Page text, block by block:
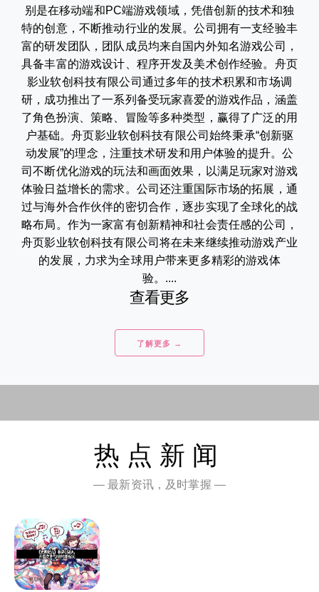
别是在移动端和PC端游戏领域，凭借创新的技术和独
特的创意，不断推动行业的发展。公司拥有一支经验丰
富的研发团队，团队成员均来自国内外知名游戏公司，
具备丰富的游戏设计、程序开发及美术创作经验。舟页
影业软创科技有限公司通过多年的技术积累和市场调
研，成功推出了一系列备受玩家喜爱的游戏作品，涵盖
了角色扮演、策略、冒险等多种类型，赢得了广泛的用
户基础。舟页影业软创科技有限公司始终秉承“创新驱
动发展”的理念，注重技术研发和用户体验的提升。公
司不断优化游戏的玩法和画面效果，以满足玩家对游戏
体验日益增长的需求。公司还注重国际市场的拓展，通
过与海外合作伙伴的密切合作，逐步实现了全球化的战
略布局。作为一家富有创新精神和社会责任感的公司，
舟页影业软创科技有限公司将在未来继续推动游戏产业
的发展，力求为全球用户带来更多精彩的游戏体
验。....
查看更多
了解更多 →
热点新闻
— 最新资讯，及时掌握 —